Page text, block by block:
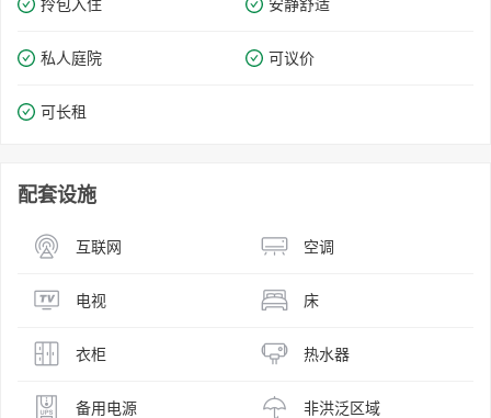
拎包入住 安静舒适
私人庭院 可议价
可长租
配套设施
互联网 空调
电视 床
衣柜 热水器
备用电源 非洪泛区域